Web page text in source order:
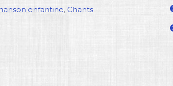
enfantine, Chants